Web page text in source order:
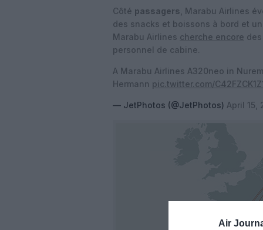
Air
Côté passagers , Marabu Airlines
des snacks et boissons à bord et
Marabu Airlines cherche encore
personnel de cabine.
A Marabu Airlines A320neo in
Hermann pic.twitter.com/
— JetPhotos (@JetPhotos) April 15,